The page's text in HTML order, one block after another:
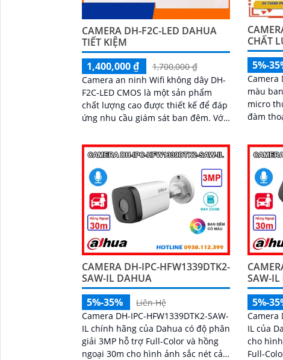
CAMERA DH-F2C-LED DAHUA
TIẾT KIỆM
1,400,000 ₫
1,700,000 ₫
Camera an ninh Wifi không dây DH-
F2C-LED CMOS là một sản phẩm
chất lượng cao được thiết kế để đáp
ứng nhu cầu giám sát ban đêm. Với
có khả năng giám sát và ghi lại hình
ảnh chất lượng, rõ nét cả ngày và
đêm
CHẤT
5%-
Camera
màu
micro
đàm
30m. hổ trợ khe cắm thẻ nhớ Micro
SD
dễ dàng
CAMERA DH-IPC-HFW1339DTK2-
SAW-IL DAHUA
5%-35%
Liên Hệ
Camera DH-IPC-HFW1339DTK2-SAW-
IL chính hãng của Dahua có độ phân
giải 3MP hỗ trợ Full-Color và hồng
ngoại 30m cho hình ảnh sắc nét cả
SAW-
5%-
Camera
IL của
cho
Full-